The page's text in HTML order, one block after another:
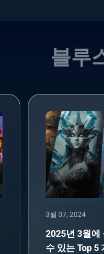
블루
3월 07, 2024
2025년 3월에
수 있는 Top 5